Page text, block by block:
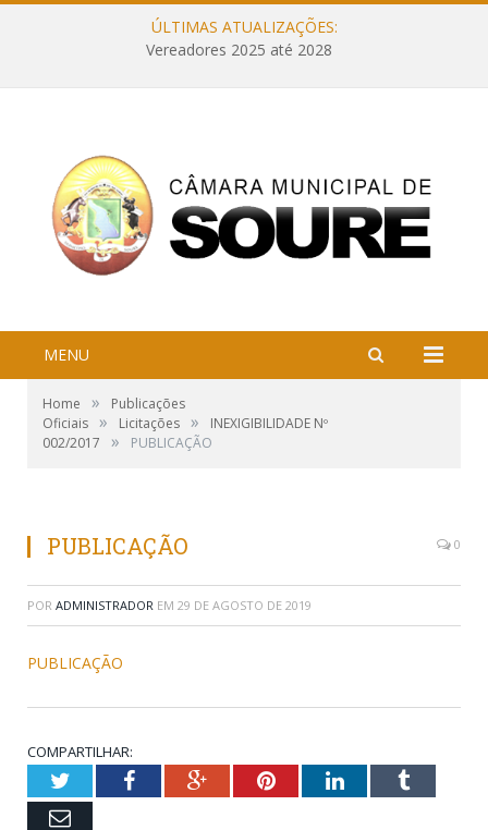
ÚLTIMAS ATUALIZAÇÕES:
Vereadores 2025 até 2028
MENU
Home »
Publicações
Oficiais » Licitações »
INEXIGIBILIDADE Nº
002/2017
» PUBLICAÇÃO
PUBLICAÇÃO 0
POR ADMINISTRADOR EM 29 DE AGOSTO DE 2019
PUBLICAÇÃO
COMPARTILHAR:
TwitterFacebookGoogle+PinterestLinkedInTumblr
Email